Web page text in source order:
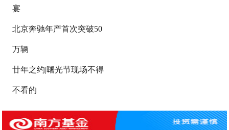
宴
北京奔驰年产首次突破50
万辆
廿年之约|曙光节现场不得
不看的